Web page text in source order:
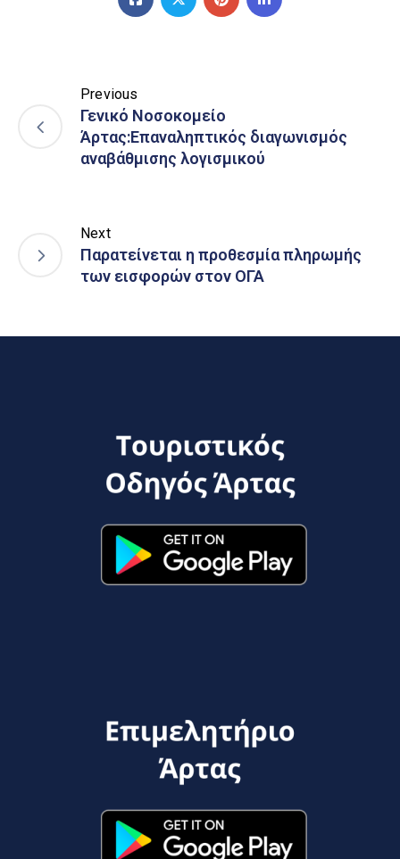
Previous
Γενικό Νοσοκομείο
Άρτας:Επαναληπτικός διαγωνισμός
αναβάθμισης λογισμικού
Next
Παρατείνεται η προθεσμία πληρωμής
των εισφορών στον ΟΓΑ